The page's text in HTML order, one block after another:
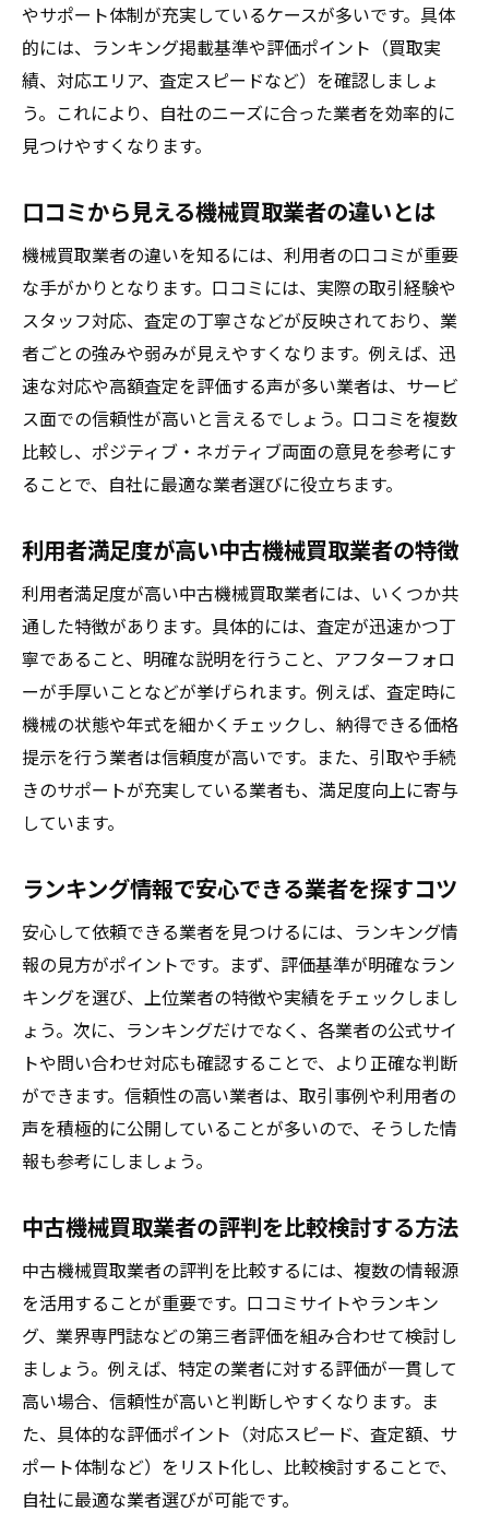
やサポート体制が充実しているケースが多いです。具体
的には、ランキング掲載基準や評価ポイント（買取実
績、対応エリア、査定スピードなど）を確認しましょ
う。これにより、自社のニーズに合った業者を効率的に
見つけやすくなります。
口コミから見える機械買取業者の違いとは
機械買取業者の違いを知るには、利用者の口コミが重要
な手がかりとなります。口コミには、実際の取引経験や
スタッフ対応、査定の丁寧さなどが反映されており、業
者ごとの強みや弱みが見えやすくなります。例えば、迅
速な対応や高額査定を評価する声が多い業者は、サービ
ス面での信頼性が高いと言えるでしょう。口コミを複数
比較し、ポジティブ・ネガティブ両面の意見を参考にす
ることで、自社に最適な業者選びに役立ちます。
利用者満足度が高い中古機械買取業者の特徴
利用者満足度が高い中古機械買取業者には、いくつか共
通した特徴があります。具体的には、査定が迅速かつ丁
寧であること、明確な説明を行うこと、アフターフォロ
ーが手厚いことなどが挙げられます。例えば、査定時に
機械の状態や年式を細かくチェックし、納得できる価格
提示を行う業者は信頼度が高いです。また、引取や手続
きのサポートが充実している業者も、満足度向上に寄与
しています。
ランキング情報で安心できる業者を探すコツ
安心して依頼できる業者を見つけるには、ランキング情
報の見方がポイントです。まず、評価基準が明確なラン
キングを選び、上位業者の特徴や実績をチェックしまし
ょう。次に、ランキングだけでなく、各業者の公式サイ
トや問い合わせ対応も確認することで、より正確な判断
ができます。信頼性の高い業者は、取引事例や利用者の
声を積極的に公開していることが多いので、そうした情
報も参考にしましょう。
中古機械買取業者の評判を比較検討する方法
中古機械買取業者の評判を比較するには、複数の情報源
を活用することが重要です。口コミサイトやランキン
グ、業界専門誌などの第三者評価を組み合わせて検討し
ましょう。例えば、特定の業者に対する評価が一貫して
高い場合、信頼性が高いと判断しやすくなります。ま
た、具体的な評価ポイント（対応スピード、査定額、サ
ポート体制など）をリスト化し、比較検討することで、
自社に最適な業者選びが可能です。